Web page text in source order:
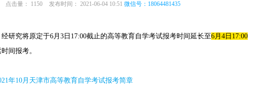
点击量： 1150 发布时间： 2021-06-04 10:51 微信号：18064481435
究将原定于6月3日17:00截止的高等教育自学考试报考时间延长至6月4日17:00
间报考。
年10月天津市高等教育自学考试报考简章